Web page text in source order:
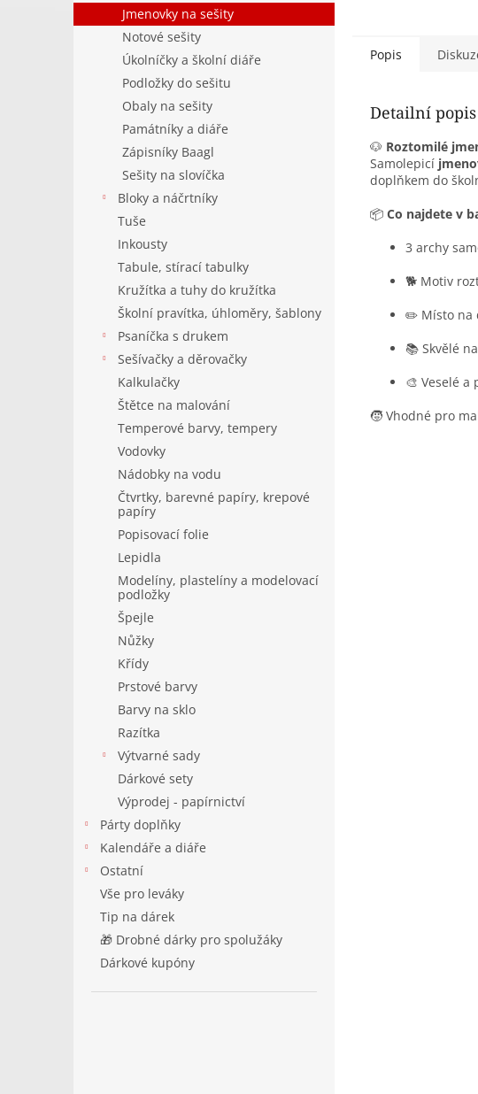
Jmenovky na sešity
Notové sešity
Úkolníčky a školní diáře
Podložky do sešitu
Obaly na sešity
Památníky a diáře
Zápisníky Baagl
Sešity na slovíčka
Bloky a náčrtníky
Tuše
Inkousty
Tabule, stírací tabulky
Kružítka a tuhy do kružítka
Školní pravítka, úhloměry, šablony
Psaníčka s drukem
Sešívačky a děrovačky
Kalkulačky
Štětce na malování
Temperové barvy, tempery
Vodovky
Nádobky na vodu
Čtvrtky, barevné papíry, krepové
papíry
Popisovací folie
Lepidla
Modelíny, plastelíny a modelovací
podložky
Špejle
Nůžky
Křídy
Prstové barvy
Barvy na sklo
Razítka
Výtvarné sady
Dárkové sety
Výprodej - papírnictví
Párty doplňky
Kalendáře a diáře
Ostatní
Vše pro leváky
Tip na dárek
🎁 Drobné dárky pro spolužáky
Dárkové kupóny
Popis
Detailní
🐶 Roztomilé
Samolepicí
doplňkem do
📦 Co najdete v
3 archy
🐕 Motiv
✏️ Místo na
📚 Skvělé
🎨 Veselé
🧒 Vhodné pro